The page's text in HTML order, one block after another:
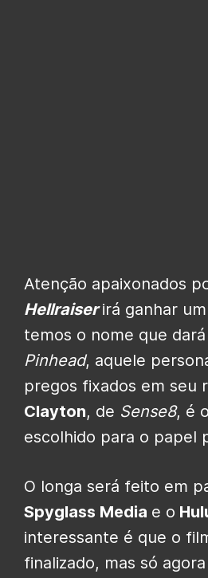
Atenção apaixonados
Hellraiser irá ganhar
temos o nome que
Pinhead, aquele
pregos fixados em seu
Clayton, de Sense8, é
escolhido para o papel
O longa será feito em
Spyglass Media e o
interessante é que o
finalizado, mas só